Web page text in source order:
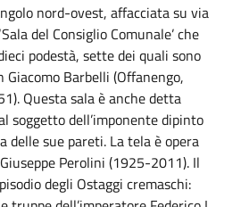
nord-ovest, affacciata su via
del Consiglio Comunale’ che
podestà, sette dei quali sono
Barbelli (Offanengo,
Questa sala è anche detta
soggetto dell’imponente dipinto
delle sue pareti. La tela è opera
Perolini (1925-2011). Il
degli Ostaggi cremaschi: